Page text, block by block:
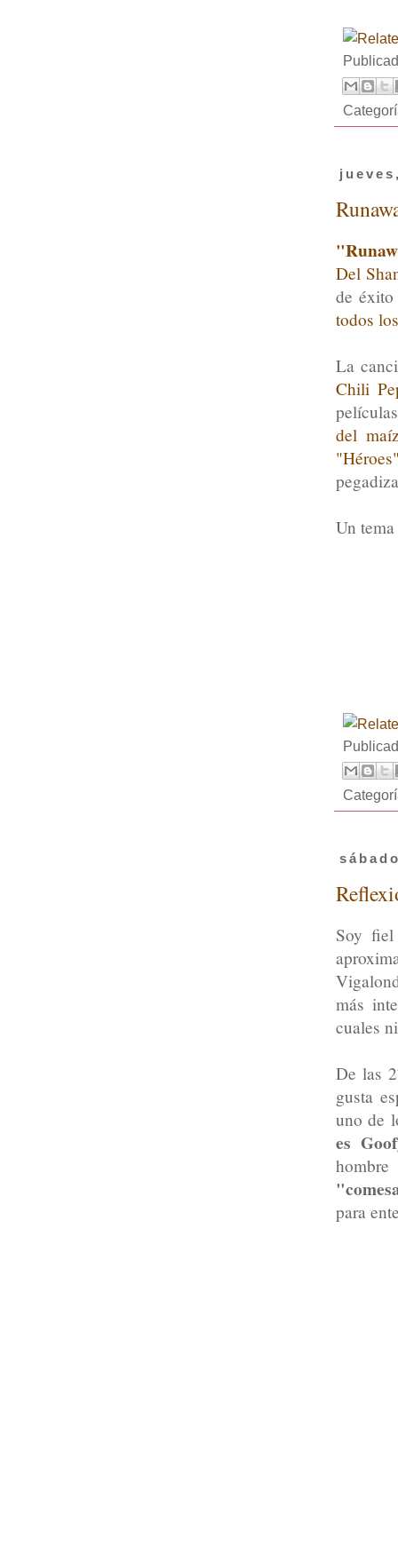
Del
de
todos
La
Chili
del
Un
Soy
más
cuales
De las
gusta
uno de
es
para